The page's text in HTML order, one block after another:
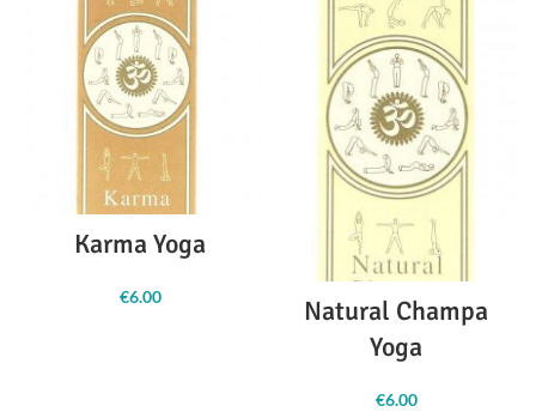
Karma Yoga
€6.00
Natural Champa
Yoga
€6.00